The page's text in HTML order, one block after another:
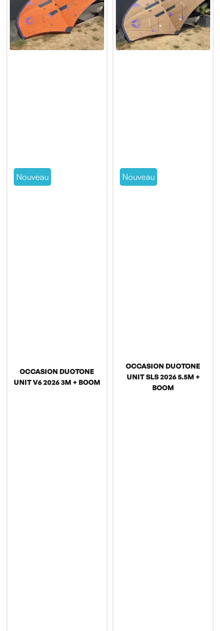
Nouveau
OCCASION DUOTONE
UNIT V6 2026 3M + BOOM
Nouveau
OCCASION DUOTONE
UNIT SLS 2026 5.5M +
BOOM